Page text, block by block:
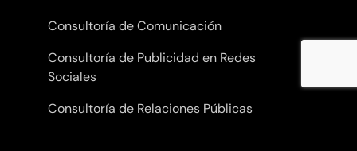
Consultoría de Comunicación
Consultoría de Publicidad en Redes
Sociales
Consultoría de Relaciones Públicas